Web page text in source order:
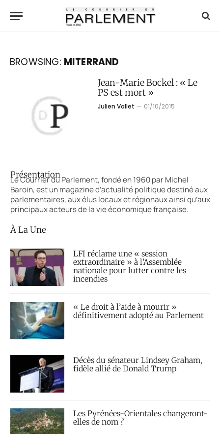
BROWSING: MITERRAND
Jean-Marie Bockel : « Le
PS est mort »
Julien Vallet 01/10/2015
Présentation
Le Courrier du Parlement, fondé en 1960 par Michel
Baroin, est un magazine d’actualité politique destiné aux
parlementaires, aux élus locaux et régionaux ainsi qu’aux
principaux acteurs de la vie économique française.
À La Une
LFI réclame une « session
extraordinaire » à l’Assemblée
nationale pour lutter contre les
incendies
« Le droit à l’aide à mourir »
définitivement adopté au Parlement
Décès du sénateur Lindsey Graham,
fidèle allié de Donald Trump
Les Pyrénées-Orientales changeront-
elles de nom ?